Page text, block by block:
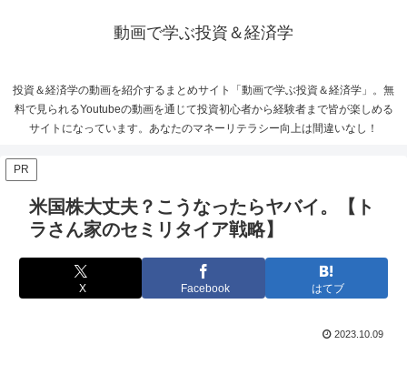
動画で学ぶ投資＆経済学
投資＆経済学の動画を紹介するまとめサイト「動画で学ぶ投資＆経済学」。無
料で見られるYoutubeの動画を通じて投資初心者から経験者まで皆が楽しめる
サイトになっています。あなたのマネーリテラシー向上は間違いなし！
PR
米国株大丈夫？こうなったらヤバイ。【ト
ラさん家のセミリタイア戦略】
X Facebook はてブ
2023.10.09